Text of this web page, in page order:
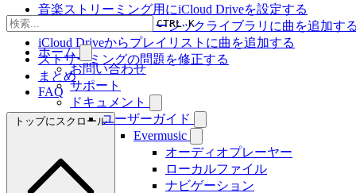
CTRL K
ホーム
お問い合わせ
サポート
ドキュメント
ユーザーガイド
Evermusic
オーディオプレーヤー
ローカルファイル
ナビゲーション
音楽ストリーミング用にiCloud Driveを設定する
iCloud Driveからミュージックライブラリに曲を追加す
iCloud Driveからプレイリストに曲を追加する
ストリーミングの問題を修正する
まとめ
FAQ
トップにスクロール